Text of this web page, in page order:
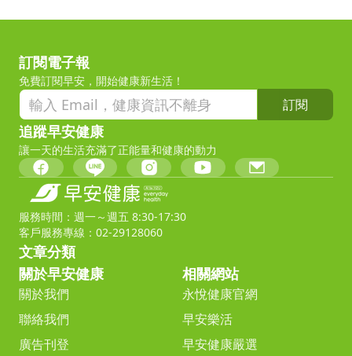
訂閱電子報
免費訂閱早安，開始健康新生活！
訂閱
追蹤早安健康
讓一天的生活充滿了正能量和健康的動力
服務時間：週一～週五 8:30-17:30
客戶服務專線：02-29128060
文章分類
關於早安健康
關於我們
聯絡我們
廣告刊登
相關網站
永悅健康官網
早安樂活
早安健康嚴選